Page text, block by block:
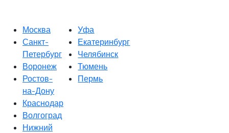
Москва
Санкт-
Петербург
Воронеж
Ростов-
на-Дону
Краснодар
Волгоград
Нижний
Уфа
Екатеринбург
Челябинск
Тюмень
Пермь